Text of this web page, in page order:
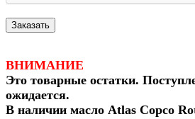
ВНИМАНИЕ
Это товарные остатки.
ожидается.
В наличии масло Atlas Copco